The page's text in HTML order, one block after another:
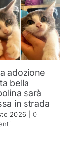
adozione
bella
sarà
in strada
2026
0